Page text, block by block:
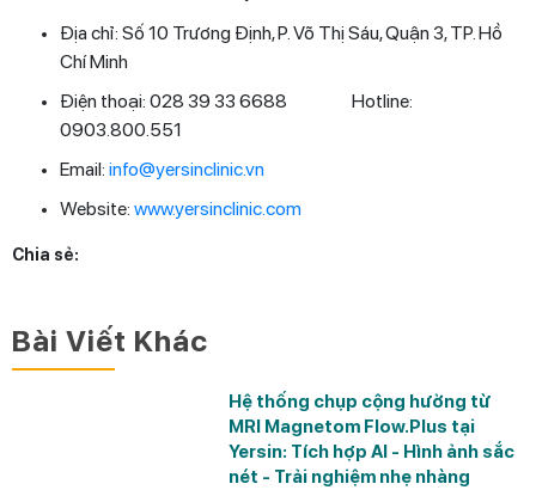
Địa chỉ: Số 10 Trương Định, P. Võ Thị Sáu, Quận 3, TP. Hồ
Chí Minh
Điện thoại: 028 39 33 6688 Hotline:
0903.800.551
Email: info@yersinclinic.vn
Website: www.yersinclinic.com
Chia sẻ:
Bài Viết Khác
Hệ thống chụp cộng hưởng từ
MRI Magnetom Flow.Plus tại
Yersin: Tích hợp AI - Hình ảnh sắc
nét - Trải nghiệm nhẹ nhàng